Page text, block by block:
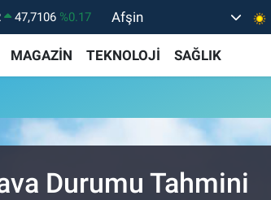
47,7106 %0.17
55,1652
%0.27
64,4046 %0.35
13.773 %-19
Afşin
MAGAZİN TEKNOLOJİ SAĞLIK
Durumu Tahmini